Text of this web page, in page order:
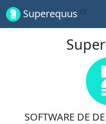
Superequus ES
SOFTWARE DE